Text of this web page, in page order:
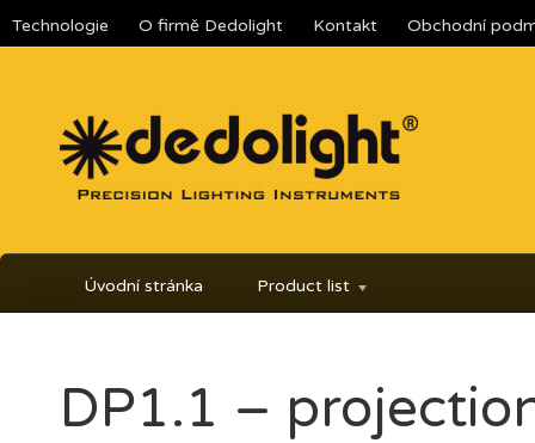
Technologie O firmě Dedolight Kontakt Obchodní
Úvodní stránka Product list
DP1.1 –